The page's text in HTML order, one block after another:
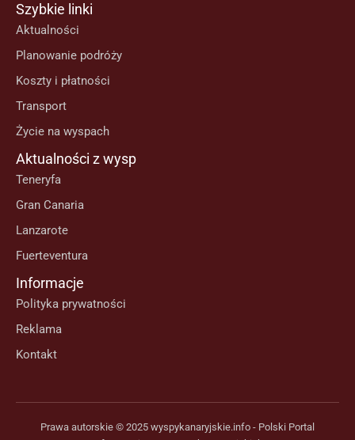
Szybkie linki
Aktualności
Planowanie podróży
Koszty i płatności
Transport
Życie na wyspach
Aktualności z wysp
Teneryfa
Gran Canaria
Lanzarote
Fuerteventura
Informacje
Polityka prywatności
Reklama
Kontakt
Prawa autorskie © 2025 wyspykanaryjskie.info - Polski Portal